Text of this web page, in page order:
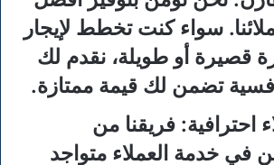
سواء كنت تخطط لإيجار
قصيرة أو طويلة، نقدم لك
تضمن لك قيمة ممتازة.
احترافية: فريقنا من
في خدمة العملاء متواجد